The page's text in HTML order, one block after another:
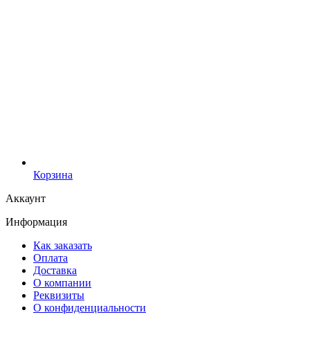
Корзина
Аккаунт
Информация
Как заказать
Оплата
Доставка
О компании
Реквизиты
О конфиденциальности